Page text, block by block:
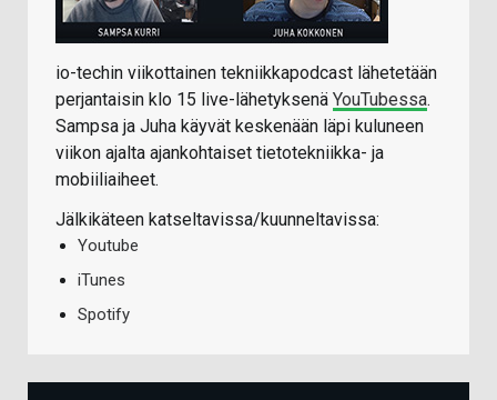
io-techin viikottainen tekniikkapodcast lähetetään
perjantaisin klo 15 live-lähetyksenä YouTubessa.
Sampsa ja Juha käyvät keskenään läpi kuluneen
viikon ajalta ajankohtaiset tietotekniikka- ja
mobiiliaiheet.
Jälkikäteen katseltavissa/kuunneltavissa:
Youtube
iTunes
Spotify